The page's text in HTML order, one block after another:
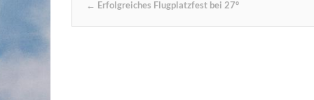
← Erfolgreiches Flugplatzfest bei 27°